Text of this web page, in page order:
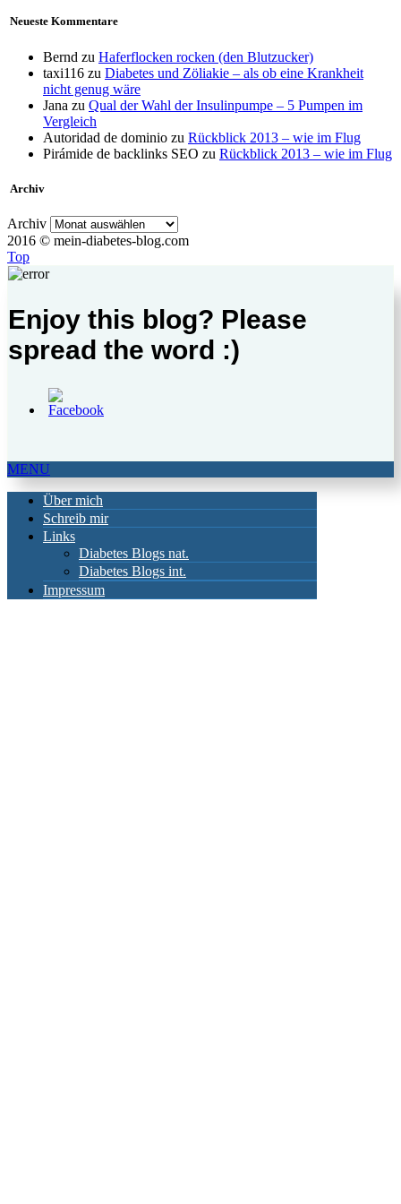
Neueste Kommentare
Bernd zu Haferflocken rocken (den Blutzucker)
taxi116 zu Diabetes und Zöliakie – als ob eine Krankheit
nicht genug wäre
Jana zu Qual der Wahl der Insulinpumpe – 5 Pumpen im
Vergleich
Autoridad de dominio zu Rückblick 2013 – wie im Flug
Pirámide de backlinks SEO zu Rückblick 2013 – wie im Flug
Archiv
Archiv
2016 © mein-diabetes-blog.com
Top
Enjoy this blog? Please
spread the word :)
MENU
Über mich
Schreib mir
Links
Diabetes Blogs nat.
Diabetes Blogs int.
Impressum